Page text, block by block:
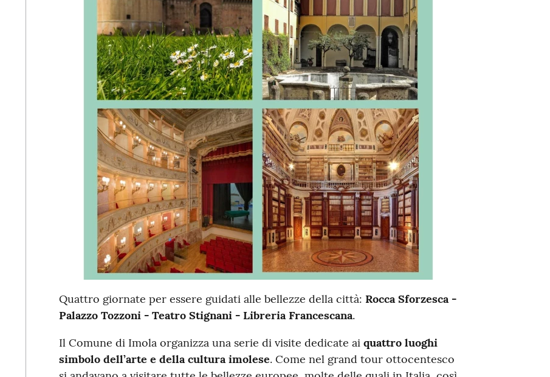
Quattro giornate per essere guidati alle bellezze della città: Rocca Sforzesca -
Palazzo Tozzoni - Teatro Stignani - Libreria Francescana.
Il Comune di Imola organizza una serie di visite dedicate ai quattro luoghi
simbolo dell’arte e della cultura imolese. Come nel grand tour ottocentesco